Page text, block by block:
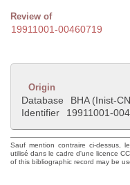
Review of
19911001-00460719
Origin
Database
BHA (Inist-
Identifier
19911001-
Sauf mention contraire ci-dessus,
utilisé dans le cadre d'une licence
of this bibliographic record may be